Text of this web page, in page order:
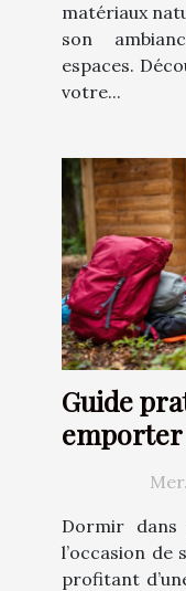
matériaux
son
espaces.
votre...
Guide
cabane
Dormir dans
l’occasion de
profitant